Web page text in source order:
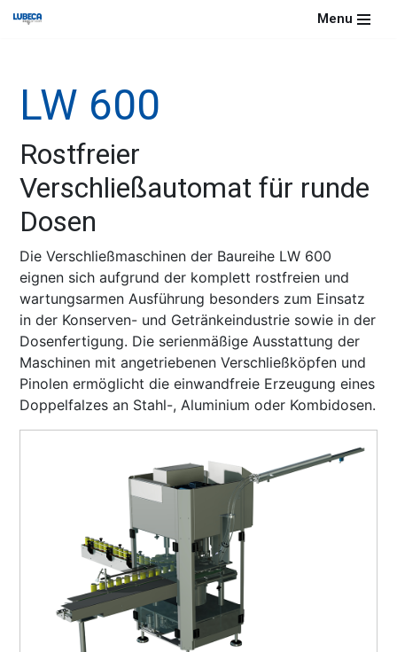
springen
Menu
LW 600
Rostfreier
Verschließautomat für runde
Dosen
Die Verschließmaschinen der Baureihe LW 600
eignen sich aufgrund der komplett rostfreien und
wartungsarmen Ausführung besonders zum Einsatz
in der Konserven- und Getränkeindustrie sowie in der
Dosenfertigung. Die serienmäßige Ausstattung der
Maschinen mit angetriebenen Verschließköpfen und
Pinolen ermöglicht die einwandfreie Erzeugung eines
Doppelfalzes an Stahl-, Aluminium oder Kombidosen.